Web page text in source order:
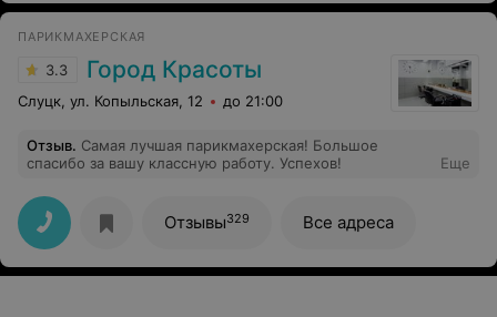
ПАРИКМАХЕРСКАЯ
3.3 Город Красоты
Слуцк, ул. Копыльская, 12 до 21:00
Отзыв. Самая лучшая парикмахерская! Большое
спасибо за вашу классную работу. Успехов!
Еще
Отзывы329 Все адреса